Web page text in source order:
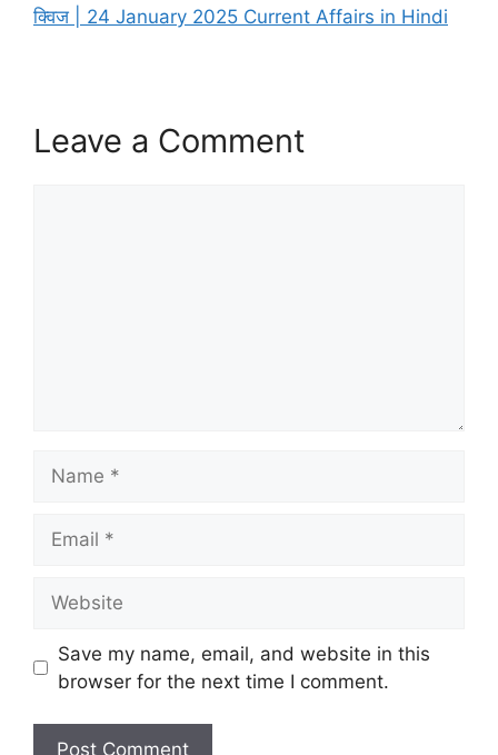
क्विज | 24 January 2025 Current Affairs in Hindi
Leave a Comment
Save my name, email, and website in this
browser for the next time I comment.